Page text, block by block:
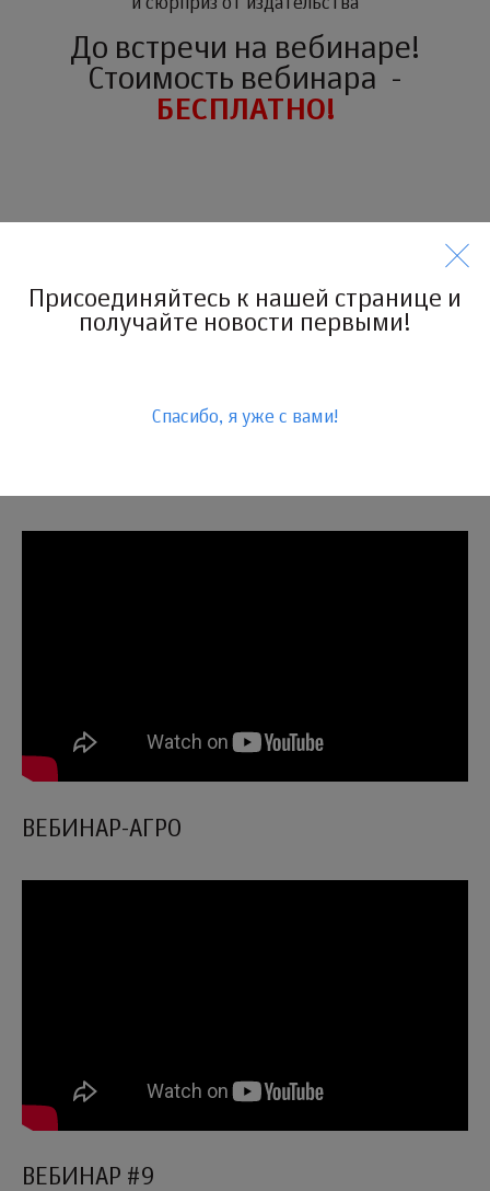
и сюрприз от издательства
До встречи на вебинаре!
Стоимость вебинара -
БЕСПЛАТНО!
ВЕБИНАР-АГРО
ВЕБИНАР #9
Присоединяйтесь к нашей странице и
получайте новости первыми!
Спасибо, я уже с вами!